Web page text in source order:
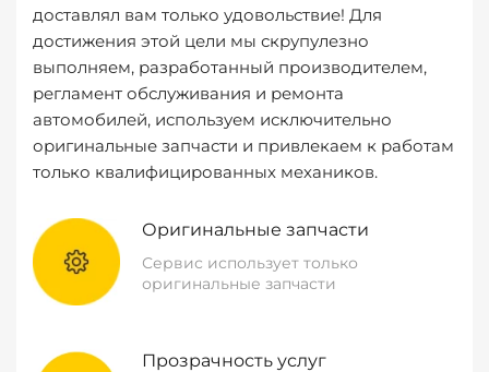
доставлял вам только удовольствие! Для
достижения этой цели мы скрупулезно
выполняем, разработанный производителем,
регламент обслуживания и ремонта
автомобилей, используем исключительно
оригинальные запчасти и привлекаем к работам
только квалифицированных механиков.
Оригинальные запчасти
Сервис использует только
оригинальные запчасти
Прозрачность услуг